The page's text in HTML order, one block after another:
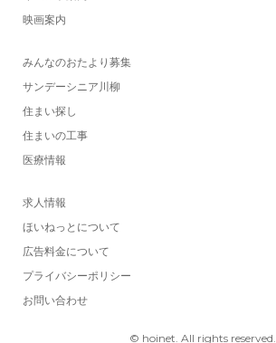
映画案内
みんなのおたより募集
サンデーシニア川柳
住まい探し
住まいの工事
医療情報
求人情報
ほいねっとについて
広告料金について
プライバシーポリシー
お問い合わせ
© hoinet. All rights reserved.